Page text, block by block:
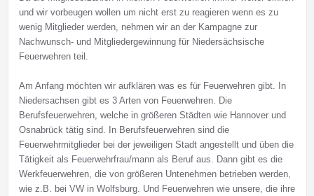
und wir vorbeugen wollen um nicht erst zu reagieren wenn es zu
wenig Mitglieder werden, nehmen wir an der Kampagne zur
Nachwunsch- und Mitgliedergewinnung für Niedersächsische
Feuerwehren teil.
Am Anfang möchten wir aufklären was es für Feuerwehren gibt. In
Niedersachsen gibt es 3 Arten von Feuerwehren. Die
Berufsfeuerwehren, welche in größeren Städten wie Hannover und
Osnabrück tätig sind. In Berufsfeuerwehren sind die
Feuerwehrmitglieder bei der jeweiligen Stadt angestellt und üben die
Tätigkeit als Feuerwehrfrau/mann als Beruf aus. Dann gibt es die
Werkfeuerwehren, die von größeren Untenehmen betrieben werden,
wie z.B. bei VW in Wolfsburg. Und Feuerwehren wie unsere, die ihre